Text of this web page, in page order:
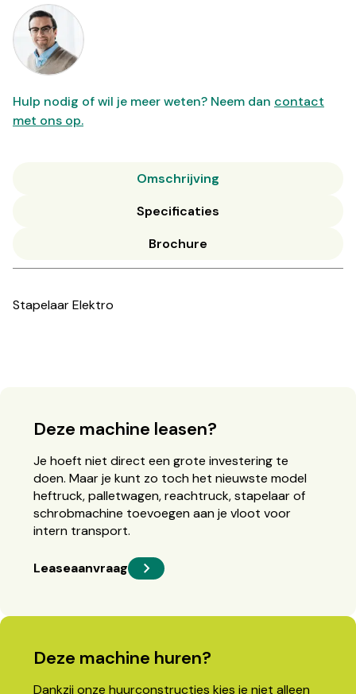
Hulp nodig of wil je meer weten? Neem dan contact
met ons op.
Omschrijving
Specificaties
Brochure
Stapelaar Elektro
Deze machine leasen?
Je hoeft niet direct een grote investering te
doen. Maar je kunt zo toch het nieuwste model
heftruck, palletwagen, reachtruck, stapelaar of
schrobmachine toevoegen aan je vloot voor
intern transport.
Leaseaanvraag
Deze machine huren?
Dankzij onze huurconstructies kies je niet alleen